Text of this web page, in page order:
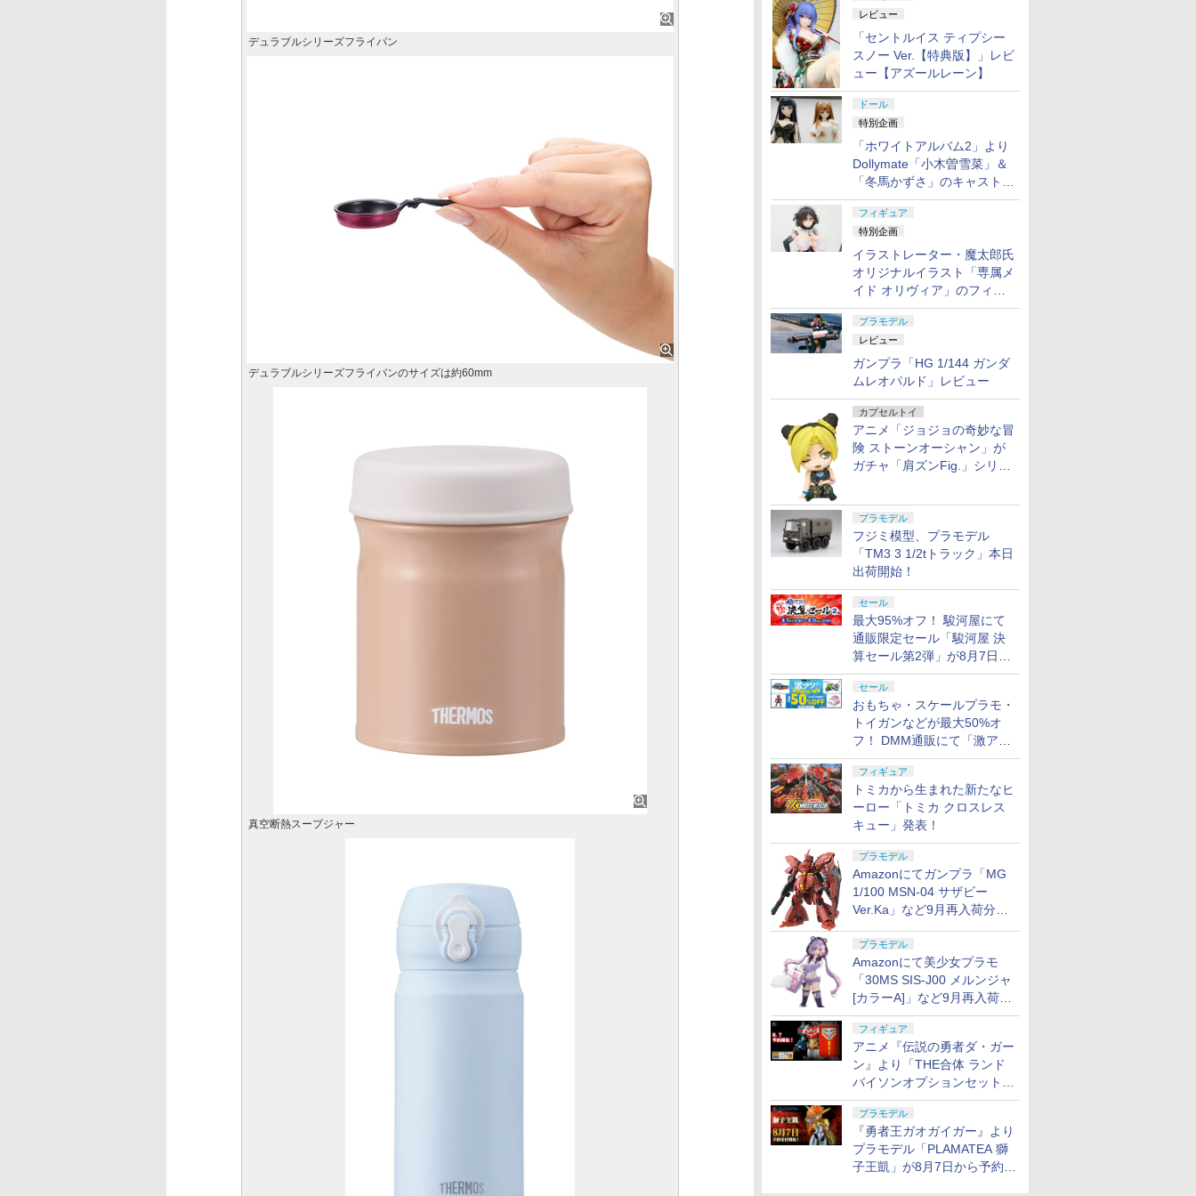
レビュー
「セントルイス ティプシー
スノー Ver.【特典版】」レビ
ュー【アズールレーン】
ドール
特別企画
「ホワイトアルバム2」より
Dollymate「小木曽雪菜」＆
「冬馬かずさ」のキャストド
ール実物見本が東京フィギュ
アギャラリーにて展示中
フィギュア
特別企画
イラストレーター・魔太郎氏
オリジナルイラスト「専属メ
イド オリヴィア」のフィギ
ュア彩色原型が東京フィギュ
アギャラリーにて展示中
プラモデル
レビュー
ガンプラ「HG 1/144 ガンダ
ムレオパルド」レビュー
カプセルトイ
アニメ「ジョジョの奇妙な冒
険 ストーンオーシャン」が
ガチャ「肩ズンFig.」シリー
プラモデル
フジミ模型、プラモデル
「TM3 3 1/2tトラック」本日
出荷開始！
セール
最大95%オフ！ 駿河屋にて
通販限定セール「駿河屋 決
算セール第2弾」が8月7日12
時より開催
セール
おもちゃ・スケールプラモ・
トイガンなどが最大50%オ
フ！ DMM通販にて「激ア
ツ！おもちゃ・ホビー夏セー
ル」が開催
フィギュア
トミカから生まれた新たなヒ
ーロー「トミカ クロスレス
キュー」発表！
プラモデル
Amazonにてガンプラ「MG
1/100 MSN-04 サザビー
Ver.Ka」など9月再入荷分が
プラモデル
Amazonにて美少女プラモ
「30MS SIS-J00 メルンジャ
[カラーA]」など9月再入荷分
が販売再開！
フィギュア
アニメ『伝説の勇者ダ・ガー
ン』より「THE合体 ランド
バイソンオプションセット」
が8月7日から予約受付開始！
プラモデル
『勇者王ガオガイガー』より
プラモデル「PLAMATEA 獅
子王凱」が8月7日から予約受
デュラブルシリーズフライパン
デュラブルシリーズフライパンのサイズは約60mm
真空断熱スープジャー